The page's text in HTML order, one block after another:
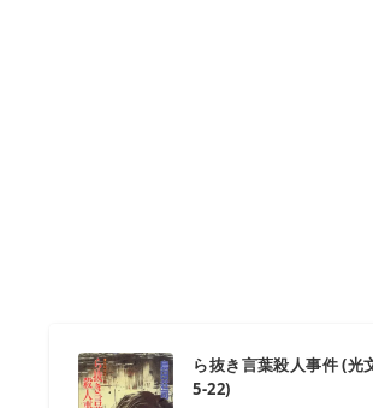
ら抜き言葉殺人事件 (光
5-22)